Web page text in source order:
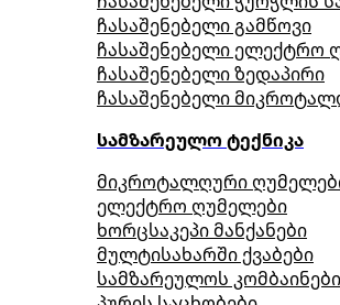
ჩასაშენებელი გამწოვი
ჩასაშენებელი ელექტრო
ჩასაშენებელი ზედაპირი
ჩასაშენებელი
სამზარეულო ტექნიკა
მიკროტალღური
ელექტრო ღუმელები
ხორცსაკეპი მანქანები
მულტისახარში ქვაბები
სამზარეულოს კომბაინები